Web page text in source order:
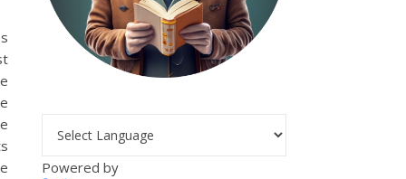
Powered by